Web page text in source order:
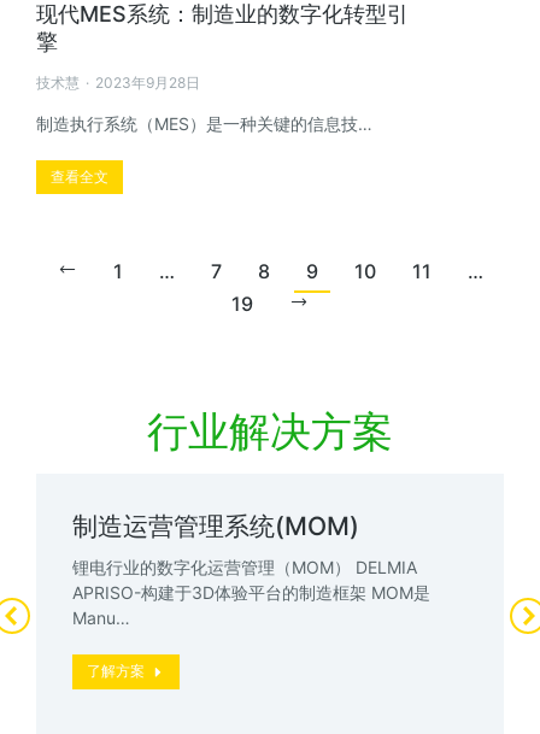
现代MES系统：制造业的数字化转型引
擎
技术慧 2023年9月28日
制造执行系统（MES）是一种关键的信息技…
查看全文
1 … 7 8 9 10 11
…
19
行业解决方案
制造运营管理系统(MOM)
锂电行业的数字化运营管理（MOM） DELMIA
APRISO-构建于3D体验平台的制造框架 MOM是
Manu…
了解方案